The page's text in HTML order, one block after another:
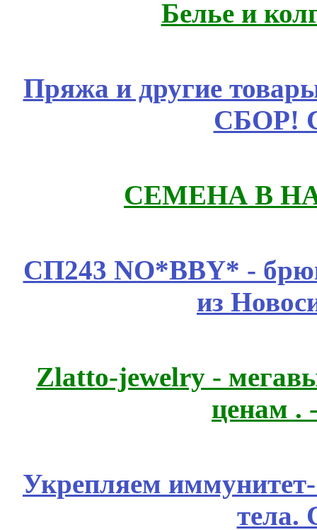
Белье и
Пряжа и другие
СБОР!
СЕМЕНА В
СП243 NO*BBY* -
из
Zlatto-jewelry -
ценам .
Укрепляем
тела.